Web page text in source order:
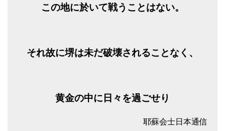
この地に於いて戦うことはない。
それ故に堺は未だ破壊されることなく、
黄金の中に日々を過ごせり
耶蘇会士日本通信